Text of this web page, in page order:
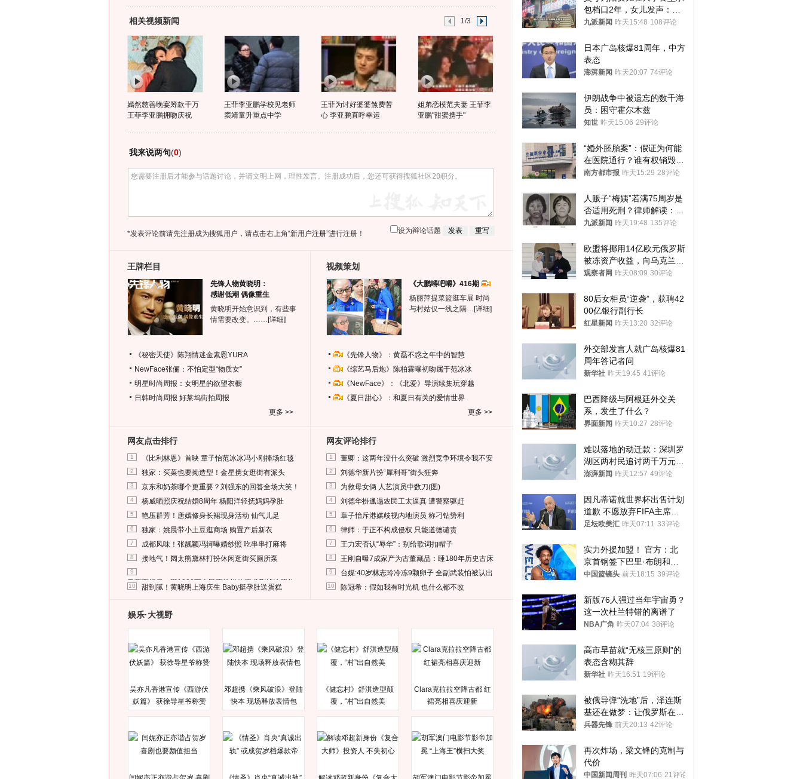
相关视频新闻 1/3
嫣然慈善晚宴筹款千万
王菲李亚鹏拥吻庆祝
王菲李亚鹏学校见老师
窦靖童升重点中学
王菲为讨好婆婆煞费苦
心 李亚鹏直呼幸运
姐弟恋模范夫妻 王菲李
亚鹏"甜蜜携手"
我来说两句(0)
*发表评论前请先注册成为搜狐用户，请点击右上角“新用户注册”进行注册！ 设为辩论话题
王牌栏目
先锋人物黄晓明：
感谢低潮 偶像重生
黄晓明开始意识到，有些事
情需要改变。…… [详细]
《秘密天使》陈翔情迷金素恩YURA
NewFace张俪：不怕定型“物质女”
明星时尚周报：女明星的欲望衣橱
日韩时尚周报 好莱坞街拍周报
更多 >>
视频策划
《大鹏嘚吧嘚》416期
杨丽萍提菜篮逛车展 时尚
与村姑仅一线之隔… [详细]
《先锋人物》：黄磊不惑之年中的智慧
《综艺马后炮》陈柏霖曝初吻属于范冰冰
《NewFace》：《北爱》导演续集玩穿越
《夏日甜心》：和夏日有关的爱情世界
更多 >>
网友点击排行
1 《比利林恩》首映 章子怡范冰冰冯小刚捧场红毯
2 独家：买菜也要拗造型！金星携女逛街有派头
3 京东和奶茶哪个更重要？刘强东的回答全场大笑！
4 杨威晒照庆祝结婚8周年 杨阳洋轻抚妈妈孕肚
5 艳压群芳！唐嫣修身长裙现身活动 仙气儿足
6 独家：姚晨带小土豆逛商场 购置产后新衣
7 成都风味！张靓颖冯轲曝婚纱照 吃串串打麻将
8 接地气！阔太熊黛林打扮休闲逛街买厕所泵
9
马蓉离婚后，砸1000万人民币给媒体要求删掉这照片
10 甜到腻！黄晓明上海庆生 Baby挺孕肚送蛋糕
网友评论排行
1 董卿：这两年没什么突破 激烈竞争环境令我不安
2 刘德华新片扮“犀利哥”街头狂奔
3 为救母女俩 人艺演员中数刀(图)
4 刘德华扮邋遢农民工太逼真 遭警察驱赶
5 章子怡斥港媒歧视内地演员 称刁钻势利
6 律师：于正不构成侵权 只能道德谴责
7 王力宏否认“辱华”：别给歌词扣帽子
8 王刚自曝7成家产为古董藏品：睡180年历史古床
9 台媒:40岁林志玲冷冻9颗卵子 全副武装怕被认出
10 陈冠希：假如我有时光机 也什么都不改
娱乐·大视野
吴亦凡香港宣传《西游伏
妖篇》 获徐导星爷称赞
邓超携《乘风破浪》登陆
快本 现场释放表情包
《健忘村》舒淇造型颠
覆，“村”出自然美
Clara克拉拉空降古都 红
裙亮相喜庆迎新
包档口2年，女儿发声：初
衷是为了陪伴，毕业后将不
九派新闻 昨天15:48 108评论
日本广岛核爆81周年，中方
表态
澎湃新闻 昨天20:07 74评论
伊朗战争中被遗忘的数千海
员：困守霍尔木兹
知世 昨天15:06 29评论
“婚外胚胎案”：假证为何能
在医院通行？谁有权销毁胚
胎？
南方都市报 昨天15:29 28评论
人贩子“梅姨”若满75周岁是
否适用死刑？律师解读：很
大概率不会被判处死刑
九派新闻 昨天19:48 135评论
欧盟将挪用14亿欧元俄罗斯
被冻资产收益，向乌克兰提
供援助
观察者网 昨天08:09 30评论
80后女柜员“逆袭”，获聘42
00亿银行副行长
红星新闻 昨天13:20 32评论
外交部发言人就广岛核爆81
周年答记者问
新华社 昨天19:45 41评论
巴西降级与阿根廷外交关
系，发生了什么？
界面新闻 昨天10:27 28评论
难以落地的动迁款：深圳罗
湖区两村民追讨两千万元动
迁款八年未果
澎湃新闻 昨天12:57 49评论
因凡蒂诺就世界杯出售计划
道歉 不愿放弃FIFA主席职
位
足坛欧美汇 昨天07:11 33评论
实力外援加盟！ 官方：北
京首钢签下巴里·布朗和桑
普森
中国篮镜头 前天18:15 39评论
新版76人强过当年宇宙勇？
这一次杜兰特错的离谱了
NBA广角 昨天07:04 38评论
高市早苗就“无核三原则”的
表态含糊其辞
新华社 昨天16:51 19评论
被俄导弹“洗地”后，泽连斯
基还在做梦：让俄罗斯在冬
季前求和？
兵器先锋 前天20:13 42评论
再次炸场，梁文锋的克制与
代价
中国新闻周刊 昨天07:06 21评论